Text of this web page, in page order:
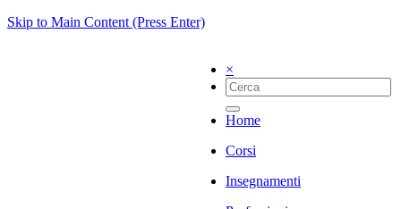
Skip to Main Content (Press Enter)
×
Home
Corsi
Insegnamenti